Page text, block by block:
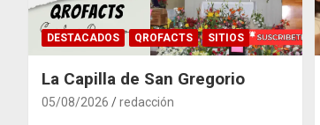
DESTACADOS QROFACTS SITIOS
La Capilla de San Gregorio
05/08/2026 redacción